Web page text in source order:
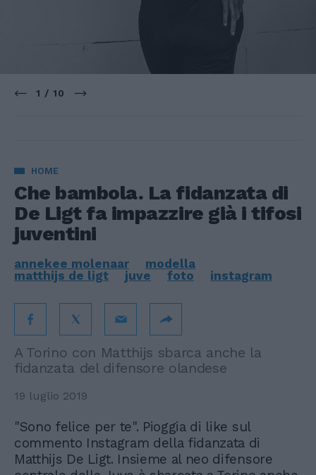
1 / 10
HOME
Che bambola. La fidanzata di
De Ligt fa impazzire già i tifosi
juventini
annekee molenaar
modella
matthijs de ligt
juve foto instagram
A Torino con Matthijs sbarca anche la
fidanzata del difensore olandese
19 luglio 2019
"Sono felice per te". Pioggia di like sul
commento Instagram della fidanzata di
Matthijs De Ligt. Insieme al neo difensore